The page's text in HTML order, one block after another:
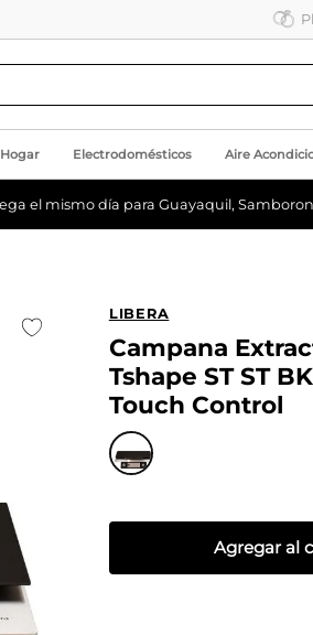
Hogar Electrodomésticos Aire
el mismo día para Guayaquil,
LIBERA
Campana
Tshape ST ST
Touch Control
Agregar al